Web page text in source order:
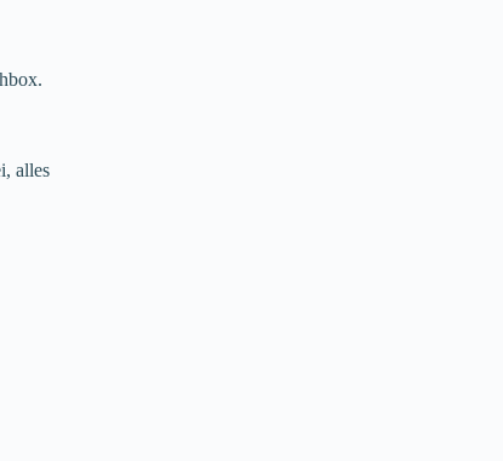
alles